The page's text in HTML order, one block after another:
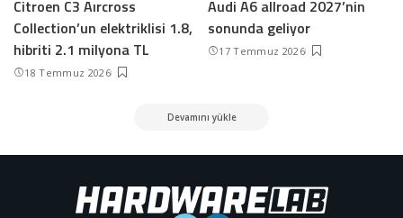
Citroen C3 Aırcross
Collection’un elektriklisi 1.8,
hibriti 2.1 milyona TL
18 Temmuz 2026
Audi A6 allroad 2027’nin
sonunda geliyor
17 Temmuz 2026
Devamını yükle